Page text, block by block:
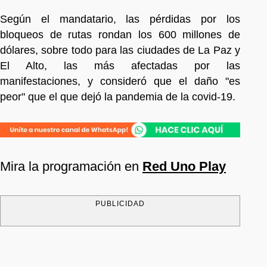
Según el mandatario, las pérdidas por los
bloqueos de rutas rondan los 600 millones de
dólares, sobre todo para las ciudades de La Paz y
El Alto, las más afectadas por las
manifestaciones, y consideró que el daño "es
peor" que el que dejó la pandemia de la covid-19.
Mira la programación en Red Uno Play
PUBLICIDAD